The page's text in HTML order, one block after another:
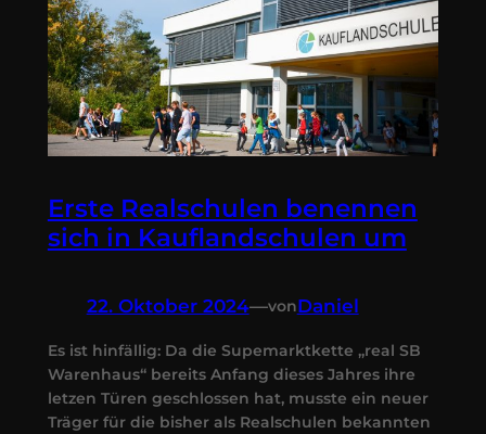
Erste Realschulen benennen
sich in Kauflandschulen um
22. Oktober 2024—vonDaniel
Es ist hinfällig: Da die Supemarktkette „real SB
Warenhaus“ bereits Anfang dieses Jahres ihre
letzen Türen geschlossen hat, musste ein neuer
Träger für die bisher als Realschulen bekannten